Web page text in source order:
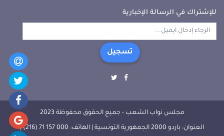
للإشتراك في الرسالة الإخبارية
تسجيل
مجلس نواب الشعب - جميع الحقوق محفوظة 2023
العنوان: باردو 2000 الجمهورية التونسية | الهاتف: 000 157 71 (216) |